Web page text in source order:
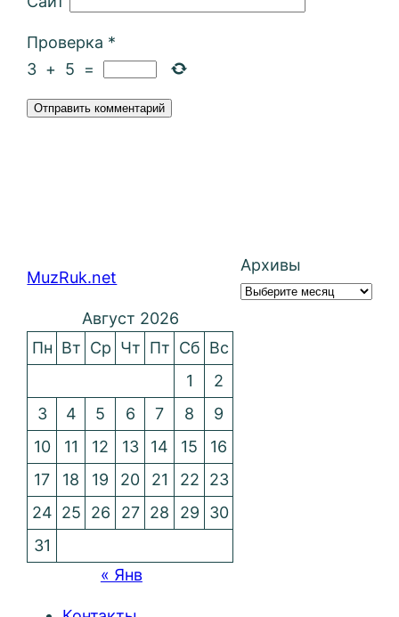
Проверка *
3 + 5 =
MuzRuk.net
Архивы
Август 2026
Пн Вт Ср Чт Пт Сб Вс
1
2
3
4 5 6 7 8
9
10
11 12 13 14 15
16
17
18 19 20 21 22
23
24 25 26 27 28 29
30
31
« Янв